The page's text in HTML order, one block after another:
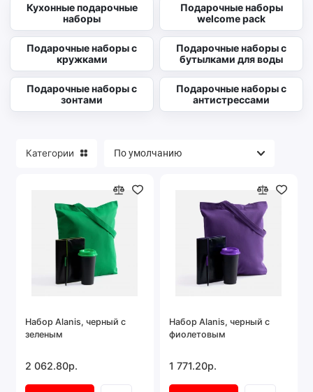
Кухонные подарочные
наборы
Подарочные наборы
welcome pack
Подарочные наборы с
кружками
Подарочные наборы с
бутылками для воды
Подарочные наборы с
зонтами
Подарочные наборы с
антистрессами
Категории
Набор Alanis, черный с
зеленым
2 062.80р.
Набор Alanis, черный с
фиолетовым
1 771.20р.